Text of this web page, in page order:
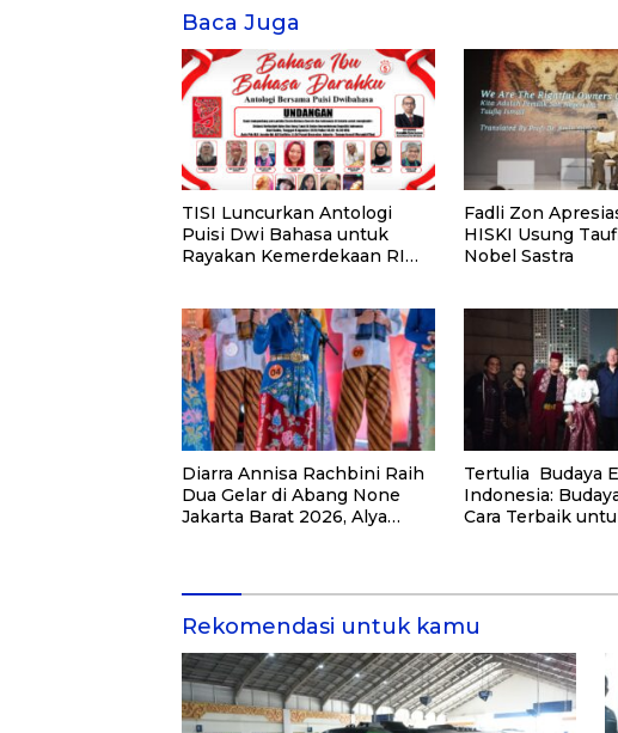
Baca Juga
TISI Luncurkan Antologi
Puisi Dwi Bahasa untuk
Rayakan Kemerdekaan RI
Fadli Zon
HISKI Usung
Nobel Sastra
Diarra Annisa Rachbini Raih
Dua Gelar di Abang None
Jakarta Barat 2026, Alya
Tertulia Budaya
Indonesia:
Cara Terbaik
Rekomendasi untuk kamu